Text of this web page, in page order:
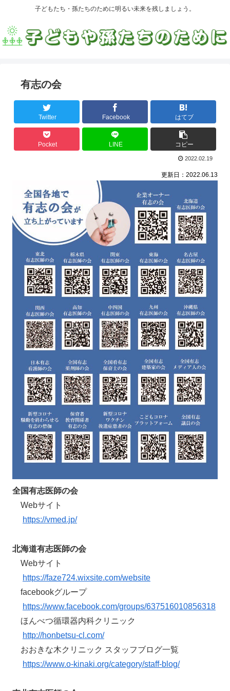
子どもたち・孫たちのために明るい未来を残しましょう。
有志の会
Twitter Facebook はてブ
Pocket LINE コピー
2022.02.19
更新日：2022.06.13
全国有志医師の会
Webサイト
https://vmed.jp/
北海道有志医師の会
Webサイト
https://faze724.wixsite.com/website
facebookグループ
https://www.facebook.com/groups/637516010856318
ほんべつ循環器内科クリニック
http://honbetsu-cl.com/
おおきな木クリニック スタッフブログ一覧
https://www.o-kinaki.org/category/staff-blog/